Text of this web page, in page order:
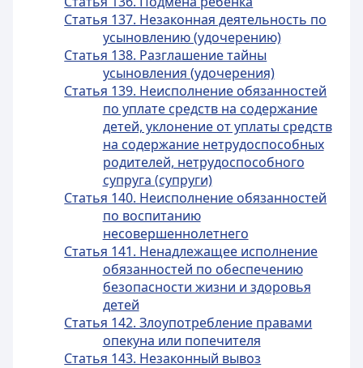
Статья 137. Незаконная деятельность по
усыновлению (удочерению)
Статья 138. Разглашение тайны
усыновления (удочерения)
Статья 139. Неисполнение обязанностей
по уплате средств на содержание
детей, уклонение от уплаты средств
на содержание нетрудоспособных
родителей, нетрудоспособного
супруга (супруги)
Статья 140. Неисполнение обязанностей
по воспитанию
несовершеннолетнего
Статья 141. Ненадлежащее исполнение
обязанностей по обеспечению
безопасности жизни и здоровья
детей
Статья 142. Злоупотребление правами
опекуна или попечителя
Статья 143. Незаконный вывоз